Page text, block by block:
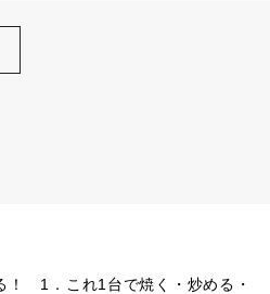
！　1．これ1台で焼く・炒める・